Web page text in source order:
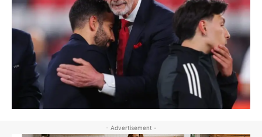
- Advertisement -